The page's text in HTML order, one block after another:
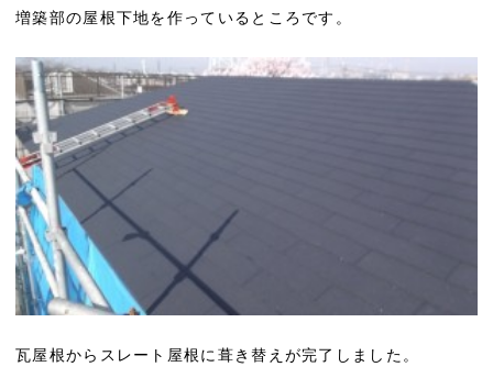
増築部の屋根下地を作っているところです。
瓦屋根からスレート屋根に葺き替えが完了しました。